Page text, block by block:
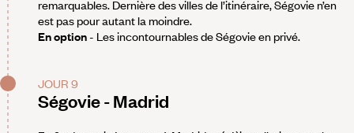
remarquables. Dernière des villes de l’itinéraire, Ségovie n’en
est pas pour autant la moindre.
En option- Les incontournables de Ségovie en privé.
JOUR 9
Ségovie - Madrid